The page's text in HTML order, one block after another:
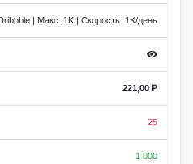
| Макс. 1K | Скорость: 1K/день
221,00 ₽
25
1 000